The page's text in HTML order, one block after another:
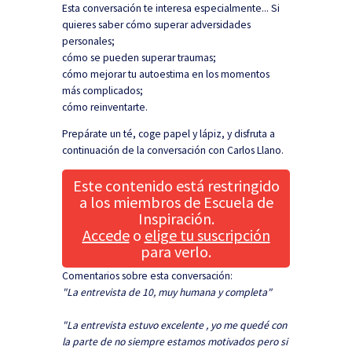
Esta conversación te interesa especialmente...Si
quieres saber cómo superar adversidades
personales;
cómo se pueden superar traumas;
cómo mejorar tu autoestima en los momentos
más complicados;
cómo reinventarte.
Prepárate un té, coge papel y lápiz, y disfruta a
continuación de la conversación con Carlos Llano.
Este contenido está restringido
a los miembros de Escuela de
Inspiración.
Accedeo elige tu suscripción
para verlo.
Comentarios sobre esta conversación:
"La entrevista de 10, muy humana y completa"
"La entrevista estuvo excelente , yo me quedé con
la parte de no siempre estamos motivados pero si